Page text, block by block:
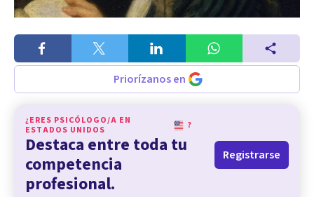
Priorízanos en
¿ERES PSICÓLOGO/A EN
ESTADOS UNIDOS
?
Destaca entre toda tu
competencia
profesional.
Registrarse